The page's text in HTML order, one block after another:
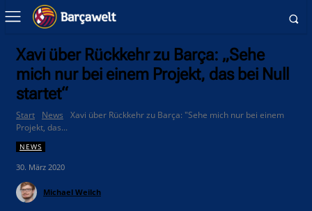
Xavi über Rückkehr zu Barça: „Sehe
mich nur bei einem Projekt, das bei Null
startet“
Start News
Xavi über Rückkehr zu Barça: "Sehe mich nur bei einem
Projekt, das...
NEWS
30. März 2020
Michael Weilch